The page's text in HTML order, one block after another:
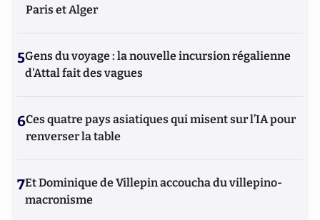
Paris et Alger
5Gens du voyage : la nouvelle incursion régalienne
d'Attal fait des vagues
6Ces quatre pays asiatiques qui misent sur l’IA pour
renverser la table
7Et Dominique de Villepin accoucha du villepino-
macronisme